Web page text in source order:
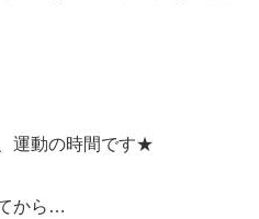
運動の時間です★
から…